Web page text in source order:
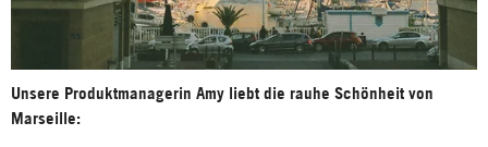
Unsere Produktmanagerin Amy liebt die rauhe Schönheit von
Marseille: